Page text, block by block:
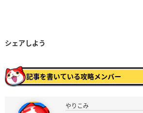
シェアしよう
記事を書いている攻略メンバー
やりこみ